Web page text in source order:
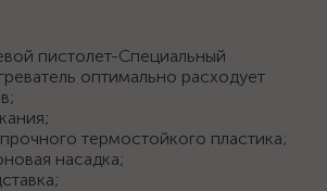
пистолет-Специальный
оптимально расходует
термостойкого пластика;
насадка;